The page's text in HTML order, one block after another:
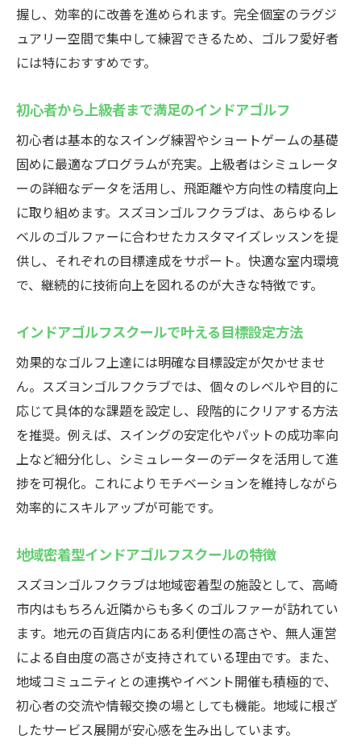
握し、効率的に改善を進められます。完全個室のラグジ
ュアリー空間で集中して練習できるため、ゴルフ愛好者
には特におすすめです。
初心者から上級者まで満足のインドアゴルフ
初心者は基本的なスイング練習やショートゲームの基礎
固めに最適なプログラムが充実。上級者はシミュレータ
ーの詳細なデータを活用し、飛距離や方向性の精度向上
に取り組めます。スズヨンゴルフクラブは、あらゆるレ
ベルのゴルファーに合わせたカスタマイズレッスンを提
供し、それぞれの目標達成をサポート。快適な室内環境
で、継続的に技術向上を図れるのが大きな特徴です。
インドアゴルフスクールで叶える目標設定方法
効果的なゴルフ上達には明確な目標設定が欠かせませ
ん。スズヨンゴルフクラブでは、個々のレベルや目的に
応じて具体的な課題を設定し、段階的にクリアする方法
を推奨。例えば、スイングの安定化やパットの成功率向
上など細分化し、シミュレーターのデータを活用して進
捗を可視化。これによりモチベーションを維持しながら
効率的にスキルアップが可能です。
地域密着型インドアゴルフスクールの特徴
スズヨンゴルフクラブは地域密着型の施設として、高崎
市内はもちろん近隣からも多くのゴルファーが訪れてい
ます。地元の百貨店内にある利便性の高さや、無人運営
による自由度の高さが支持されている理由です。また、
地域コミュニティとの連携やイベント開催も積極的で、
初心者の交流や情報交換の場としても機能。地域に根ざ
したサービス展開が安心感を生み出しています。